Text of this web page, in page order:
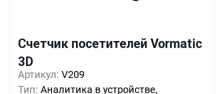
Счетчик посетителей Vormatic
3D
Артикул: V209
Тип: Аналитика в устройстве,
Кол-во